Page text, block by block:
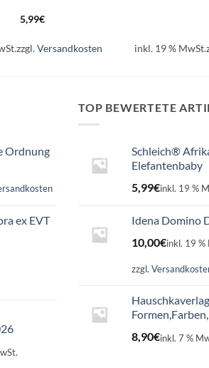
5,99€
zzgl.Versandkosten inkl. 19 % MwSt.
Ordnung
ex EVT
TOP BEWERTETE
Schleich®
Elefantenbaby
5,99€inkl. 19 %
Idena Domino
10,00€inkl. 19 %
zzgl.
8,90€inkl. 7 %